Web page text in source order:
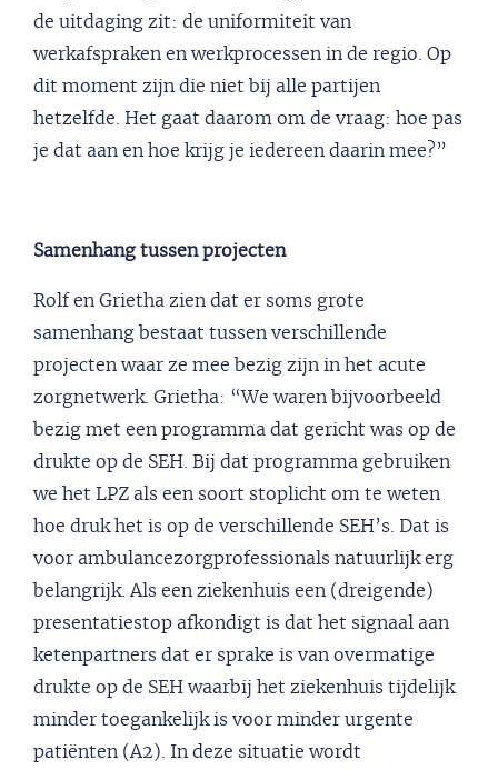
de uitdaging zit: de uniformiteit van
werkafspraken en werkprocessen in de regio. Op
dit moment zijn die niet bij alle partijen
hetzelfde. Het gaat daarom om de vraag: hoe pas
je dat aan en hoe krijg je iedereen daarin mee?”
Samenhang tussen projecten
Rolf en Grietha zien dat er soms grote
samenhang bestaat tussen verschillende
projecten waar ze mee bezig zijn in het acute
zorgnetwerk. Grietha: “We waren bijvoorbeeld
bezig met een programma dat gericht was op de
drukte op de SEH. Bij dat programma gebruiken
we het LPZ als een soort stoplicht om te weten
hoe druk het is op de verschillende SEH’s. Dat is
voor ambulancezorgprofessionals natuurlijk erg
belangrijk. Als een ziekenhuis een (dreigende)
presentatiestop afkondigt is dat het signaal aan
ketenpartners dat er sprake is van overmatige
drukte op de SEH waarbij het ziekenhuis tijdelijk
minder toegankelijk is voor minder urgente
patiënten (A2). In deze situatie wordt